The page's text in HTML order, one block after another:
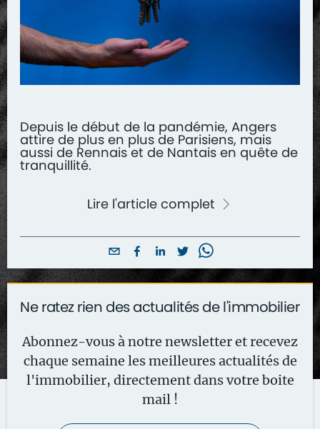
Depuis le début de la pandémie, Angers
attire de plus en plus de Parisiens, mais
aussi de Rennais et de Nantais en quête de
tranquillité.
Lire l'article complet
Ne ratez rien des actualités de l'immobilier
Abonnez-vous à notre newsletter et recevez
chaque semaine les meilleures actualités de
l'immobilier, directement dans votre boite
mail !